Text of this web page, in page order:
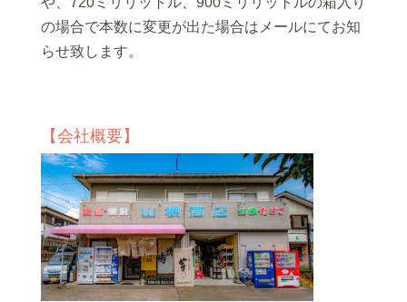
の場合で本数に変更が出た場合はメールにてお知
らせ致します。
【会社概要】